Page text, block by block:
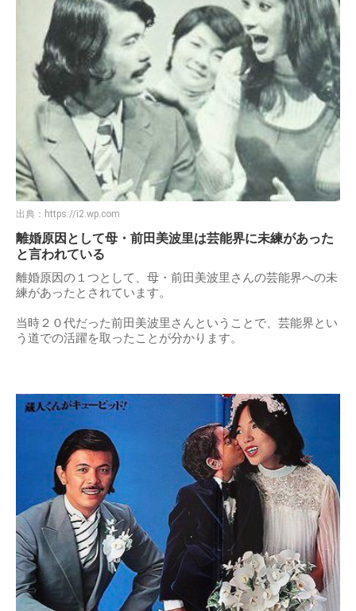
出典： https://i2.wp.com
離婚原因として母・前田美波里は芸能界に未練があった
と言われている
離婚原因の１つとして、母・前田美波里さんの芸能界への未
練があったとされています。
当時２０代だった前田美波里さんということで、芸能界とい
う道での活躍を取ったことが分かります。